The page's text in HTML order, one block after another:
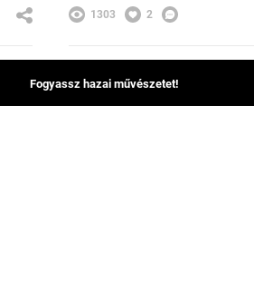
1303 2
Fogyassz hazai művészetet!